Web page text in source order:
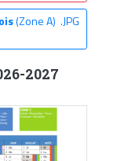
(Zone A) .JPG
2027